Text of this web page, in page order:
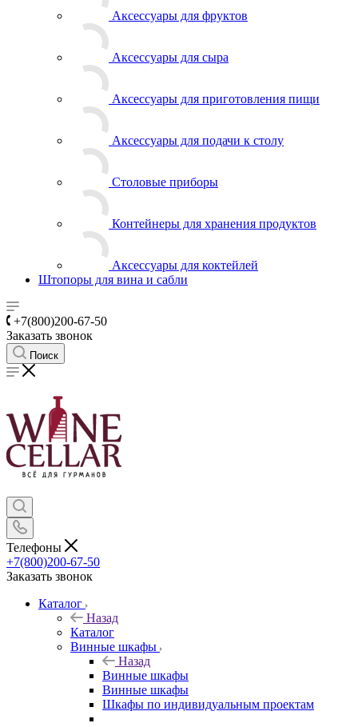
Аксессуары для фруктов
Аксессуары для сыра
Аксессуары для приготовления пищи
Аксессуары для подачи к столу
Столовые приборы
Контейнеры для хранения продуктов
Аксессуары для коктейлей
Штопоры для вина и сабли
+7(800)200-67-50
Заказать звонок
Поиск
Телефоны
+7(800)200-67-50
Заказать звонок
Каталог
Назад
Каталог
Винные шкафы
Назад
Винные шкафы
Винные шкафы
Шкафы по индивидуальным проектам